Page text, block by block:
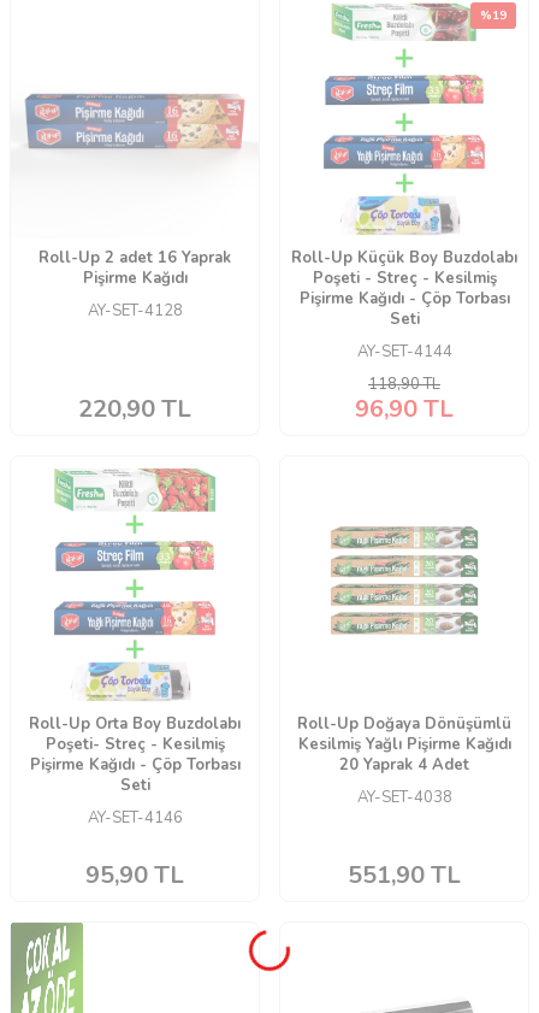
Roll-Up 2 adet 16 Yaprak
Pişirme Kağıdı
AY-SET-4128
220,90TL
%19
Roll-Up Küçük Boy Buzdolabı
Poşeti - Streç - Kesilmiş
Pişirme Kağıdı - Çöp Torbası
Seti
AY-SET-4144
118,90TL
96,90TL
Roll-Up Orta Boy Buzdolabı
Poşeti- Streç - Kesilmiş
Pişirme Kağıdı - Çöp Torbası
Seti
AY-SET-4146
95,90TL
Roll-Up Doğaya Dönüşümlü
Kesilmiş Yağlı Pişirme Kağıdı
20 Yaprak 4 Adet
AY-SET-4038
551,90TL